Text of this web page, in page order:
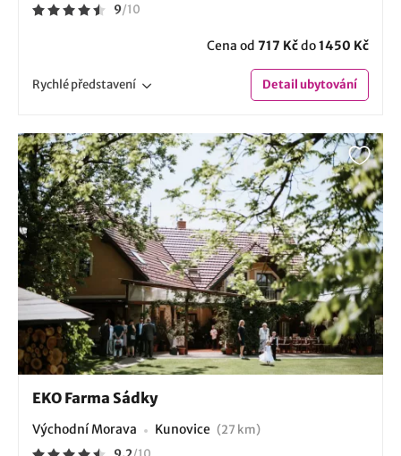
9/10
Cena od 717 Kčdo1450 Kč
Rychlépředstavení Detailubytování
EKO Farma Sádky
Východní Morava Kunovice (27 km)